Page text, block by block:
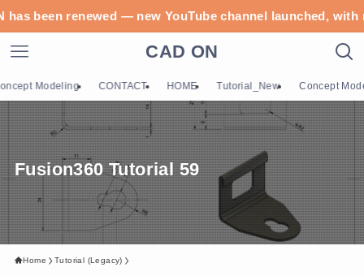
renewed — new YouTube channel launched, with
CAD ON
Modeling CONTACT HOME Tutorial_New Concept
Fusion360 Tutorial 59
Home Tutorial (Legacy)